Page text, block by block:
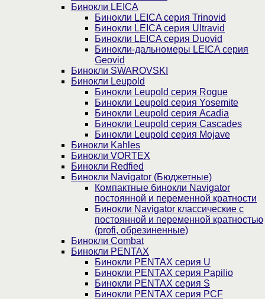
Бинокли LEICA
Бинокли LEICA серия Trinovid
Бинокли LEICA серия Ultravid
Бинокли LEICA серия Duovid
Бинокли-дальномеры LEICA серия
Geovid
Бинокли SWAROVSKI
Бинокли Leupold
Бинокли Leupold серия Rogue
Бинокли Leupold серия Yosemite
Бинокли Leupold серия Acadia
Бинокли Leupold серия Cascades
Бинокли Leupold серия Mojave
Бинокли Kahles
Бинокли VORTEX
Бинокли Redfied
Бинокли Navigator (Бюджетные)
Компактные бинокли Navigator
постоянной и переменной кратности
Бинокли Navigator классические с
постоянной и переменной кратностью
(profi, обрезиненные)
Бинокли Combat
Бинокли PENTAX
Бинокли PENTAX серия U
Бинокли PENTAX серия Papilio
Бинокли PENTAX серия S
Бинокли PENTAX серия PCF